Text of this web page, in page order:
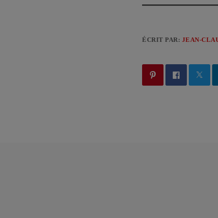
ÉCRIT PAR: JEAN-